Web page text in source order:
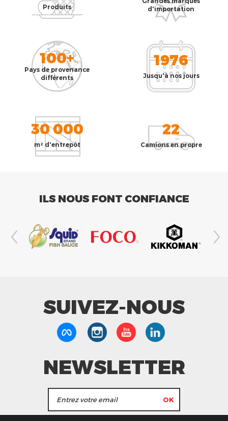
Produits
d'importation
100+
Pays de provenance
différents
1976
Jusqu'à nos jours
30 000
m² d'entrepôt
22
Camions en propre
ILS NOUS FONT CONFIANCE
SUIVEZ-NOUS
NEWSLETTER